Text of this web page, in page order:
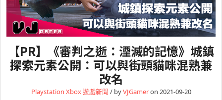
【PR】《審判之逝：湮滅的記憶》城鎮
探索元素公開：可以與街頭貓咪混熟兼
改名
Playstation Xbox遊戲新聞 / byVJGameron 2021-09-20